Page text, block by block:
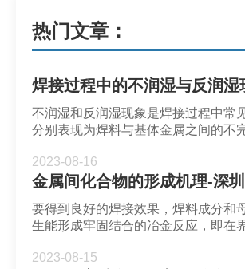
热门文章：
不润湿和反润湿现象是焊接过程中常
分别表现为焊料与基体金属之间的不
2023-08-16
要得到良好的焊接效果，焊料成分和
生能形成牢固结合的冶金反应，即在
2023-08-15